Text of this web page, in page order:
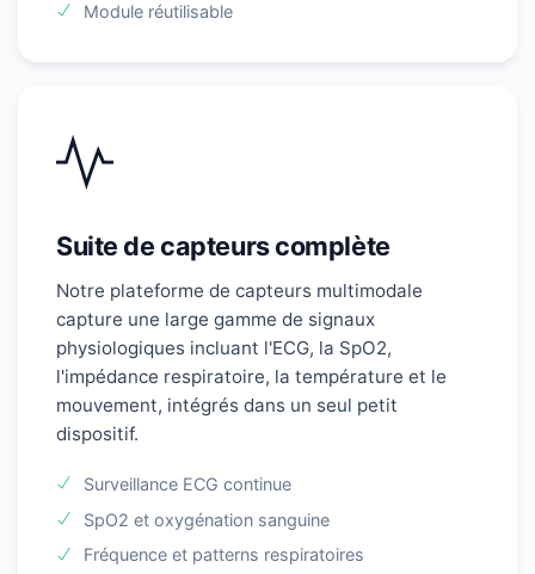
Module réutilisable
Suite de capteurs complète
Notre plateforme de capteurs multimodale
capture une large gamme de signaux
physiologiques incluant l'ECG, la SpO2,
l'impédance respiratoire, la température et le
mouvement, intégrés dans un seul petit
dispositif.
Surveillance ECG continue
SpO2 et oxygénation sanguine
Fréquence et patterns respiratoires